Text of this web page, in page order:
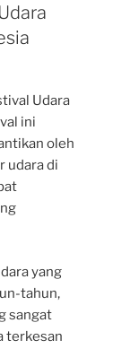
Udara
ini
oleh
udara di
yang
tahun,
sangat
terkesan